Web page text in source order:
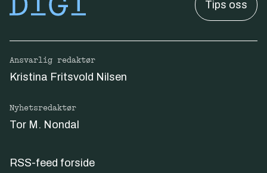
Tips oss
Ansvarlig redaktør
Kristina Fritsvold Nilsen
Nyhetsredaktør
Tor M. Nondal
RSS-feed forside